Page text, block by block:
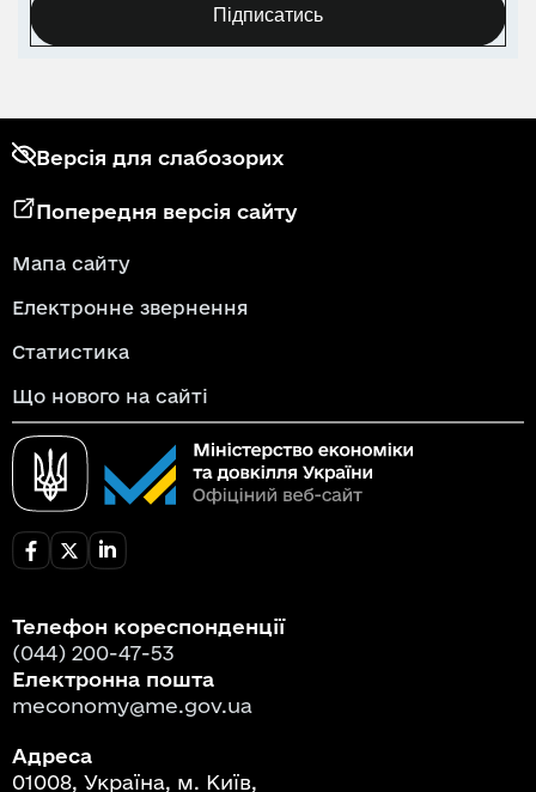
Підписатись
Версія для слабозорих
Попередня версія сайту
Мапа сайту
Електронне звернення
Статистика
Що нового на сайті
Телефон кореспонденції
(044) 200-47-53
Електронна пошта
meconomy@me.gov.ua
Адреса
01008, Україна, м. Київ,